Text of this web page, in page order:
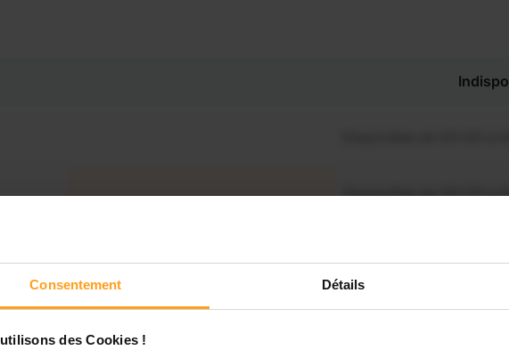
Consentement Détails
des Cookies !
Disponible de 00:00 à
Disponible de 00:00 à